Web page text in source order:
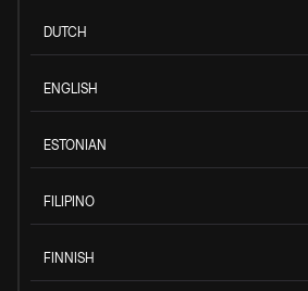
DUTCH
ENGLISH
ESTONIAN
FILIPINO
FINNISH